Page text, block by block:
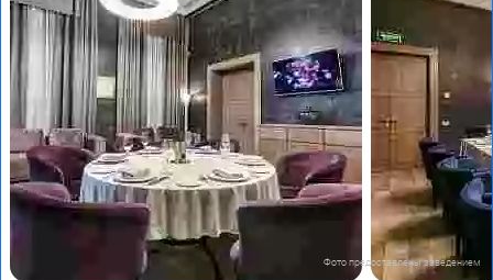
Фото предоставлены заведением